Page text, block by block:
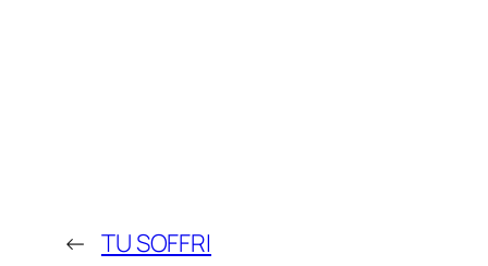
← TU SOFFRI